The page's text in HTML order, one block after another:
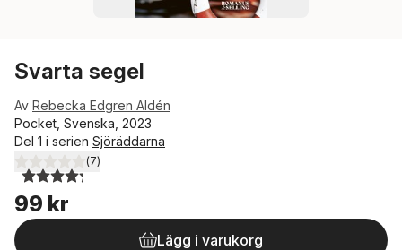
Svarta segel
Av Rebecka Edgren Aldén
Pocket, Svenska, 2023
Del 1 i serien Sjöräddarna
4,3utav 5 stjärnor. Totalt antal röster:
(7)
99 kr
Lägg i varukorg